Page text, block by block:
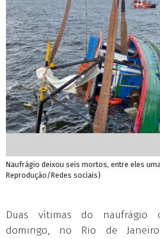
Naufrágio deixou seis mortos, entre eles
Reprodução/Redes sociais)
Duas vítimas do naufrágio
domingo, no Rio de